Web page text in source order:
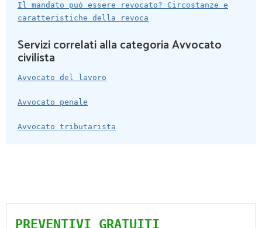
Il mandato può essere revocato? Circostanze e
caratteristiche della revoca
Servizi correlati alla categoria Avvocato
civilista
Avvocato del lavoro
Avvocato penale
Avvocato tributarista
PREVENTIVI GRATUITI